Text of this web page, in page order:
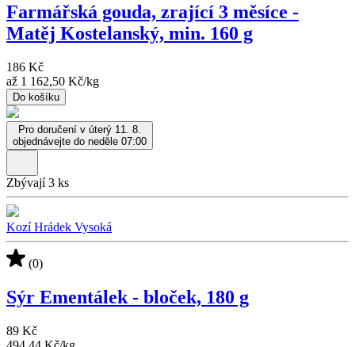
Farmářská gouda, zrající 3 měsíce -
Matěj Kostelanský, min. 160 g
186 Kč
až 1 162,50 Kč/kg
Do košíku
Pro doručení v úterý 11. 8.
objednávejte do neděle 07:00
Zbývají 3 ks
Kozí Hrádek Vysoká
(0)
Sýr Ementálek - bloček, 180 g
89 Kč